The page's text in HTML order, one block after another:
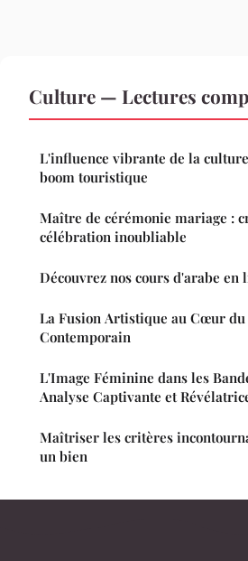
Culture — Lectures
L'influence vibrante de la
boom touristique
Maître de cérémonie mariage :
célébration inoubliable
Découvrez nos cours d'arabe en
La Fusion Artistique au Cœur
Contemporain
L'Image Féminine dans les
Analyse Captivante et
Maîtriser les critères
un bien